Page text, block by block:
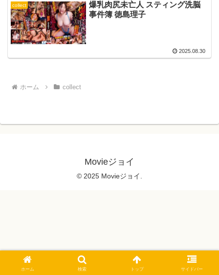
collect
爆乳肉尻未亡人 スティング洗脳
事件簿 徳島理子
2025.08.30
ホーム collect
Movieジョイ
© 2025 Movieジョイ.
ホーム 検索 トップ サイドバー